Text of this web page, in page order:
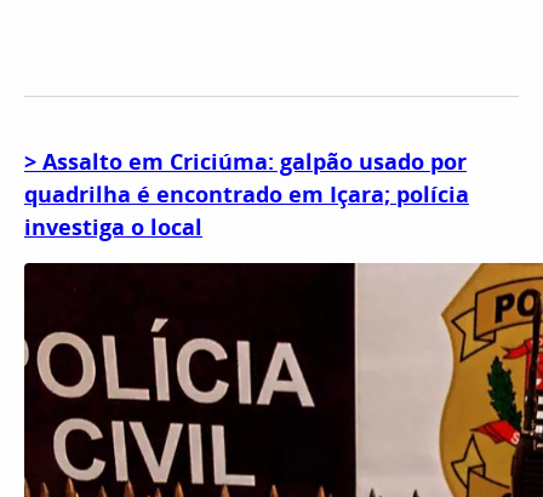
> Assalto em Criciúma: galpão usado por
quadrilha é encontrado em Içara; polícia
investiga o local